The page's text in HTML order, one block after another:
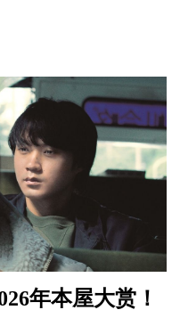
年本屋大赏！